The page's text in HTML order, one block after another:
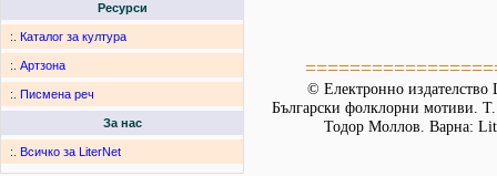
Ресурси
:. Каталог за култура
:. Артзона
:. Писмена реч
За нас
:. Всичко за LiterNet
© Електронно издателство
Български фолклорни мотиви.
Тодор Моллов. Варна: